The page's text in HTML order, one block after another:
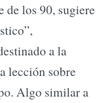
de los 90, sugiere
a la
lección sobre
Algo similar a